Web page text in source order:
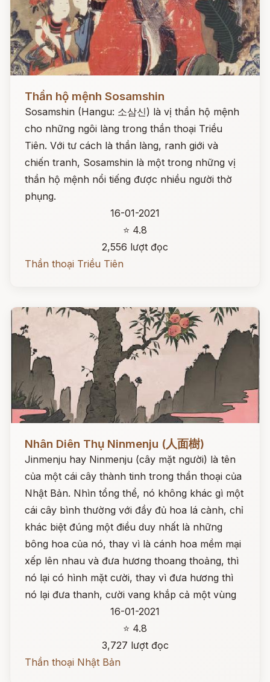
Đọc ngay
Thần hộ mệnh Sosamshin
Sosamshin (Hangu: 소삼신) là vị thần hộ mệnh
cho những ngôi làng trong thần thoại Triều
Tiên. Với tư cách là thần làng, ranh giới và
chiến tranh, Sosamshin là một trong những vị
thần hộ mệnh nổi tiếng được nhiều người thờ
phụng.
16-01-2021
⭐ 4.8
2,556 lượt đọc
Thần thoại Triều Tiên
Nhân Diên Thụ Ninmenju (人面樹)
Jinmenju hay Ninmenju (cây mặt người) là tên
của một cái cây thành tinh trong thần thoại của
Nhật Bản. Nhìn tổng thể, nó không khác gì một
cái cây bình thường với đầy đủ hoa lá cành, chỉ
khác biệt đúng một điều duy nhất là những
bông hoa của nó, thay vì là cánh hoa mềm mại
xếp lên nhau và đưa hương thoang thoảng, thì
nó lại có hình mặt cười, thay vì đưa hương thì
nó lại đưa thanh, cười vang khắp cả một vùng
16-01-2021
⭐ 4.8
3,727 lượt đọc
Thần thoại Nhật Bản